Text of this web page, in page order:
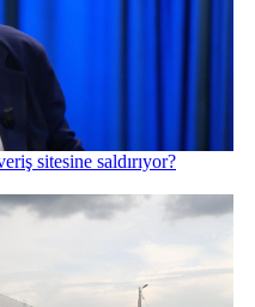
sitesine saldırıyor?